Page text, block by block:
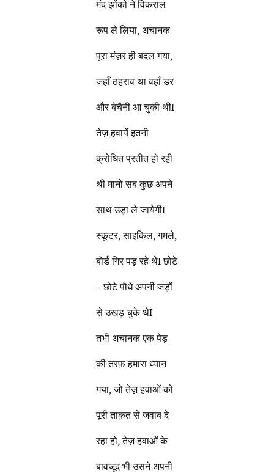
मंद झोंको ने विकराल
रूप ले लिया, अचानक
पूरा मंज़र ही बदल गया,
जहाँ ठहराव था वहाँ डर
और बेचैनी आ चुकी थीI
तेज़ हवायें इतनी
क्रोधित प्रतीत हो रही
थी मानो सब कुछ अपने
साथ उड़ा ले जायेगीI
स्कूटर, साइकिल, गमले,
बोर्ड गिर पड़ रहे थेI छोटे
– छोटे पौधे अपनी जड़ों
से उखड़ चुके थेI
तभी अचानक एक पेड़
की तरफ़ हमारा ध्यान
गया, जो तेज़ हवाओं को
पूरी ताक़त से जवाब दे
रहा हो, तेज़ हवाओं के
बावजूद भी उसने अपनी